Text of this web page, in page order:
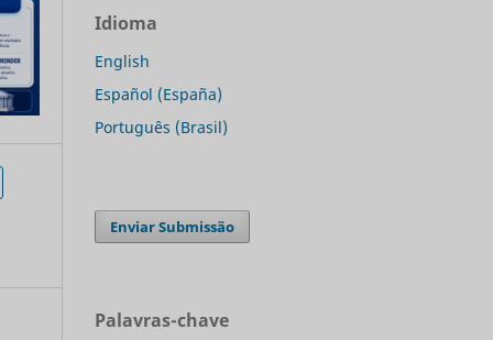
Idioma
English
Español (España)
Português (Brasil)
Enviar Submissão
Palavras-chave